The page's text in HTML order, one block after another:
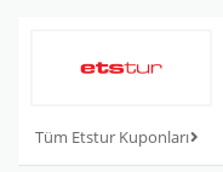
Tüm Etstur Kuponları